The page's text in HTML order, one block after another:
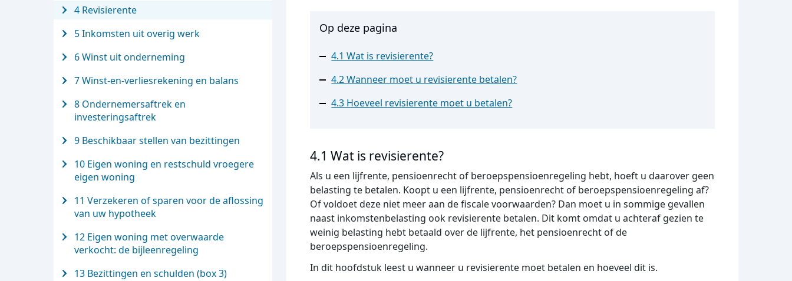
4 Revisierente
5 Inkomsten uit overig werk
6 Winst uit onderneming
7 Winst-en-verliesrekening en balans
8 Ondernemersaftrek en
investeringsaftrek
9 Beschikbaar stellen van bezittingen
10 Eigen woning en restschuld vroegere
eigen woning
11 Verzekeren of sparen voor de aflossing
van uw hypotheek
12 Eigen woning met overwaarde
verkocht: de bijleenregeling
13 Bezittingen en schulden (box 3)
Op deze pagina
4.1 Wat is revisierente?
4.2 Wanneer moet u revisierente betalen?
4.3 Hoeveel revisierente moet u betalen?
4.1 Wat is revisierente?
Als u een lijfrente, pensioenrecht of beroepspensioenregeling hebt, hoeft u daarover geen
belasting te betalen. Koopt u een lijfrente, pensioenrecht of beroepspensioenregeling af?
Of voldoet deze niet meer aan de fiscale voorwaarden? Dan moet u in sommige gevallen
naast inkomstenbelasting ook revisierente betalen. Dit komt omdat u achteraf gezien te
weinig belasting hebt betaald over de lijfrente, het pensioenrecht of de
beroepspensioenregeling.
In dit hoofdstuk leest u wanneer u revisierente moet betalen en hoeveel dit is.